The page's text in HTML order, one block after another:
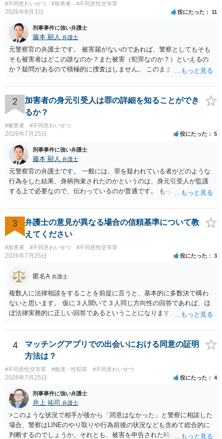
#不同意わいせつ #加害者 #不同意性交等罪
2026年8月3日 役にたった 11
刑事事件に強い弁護士
藤本 顯人 弁護士
元警察官の弁護士です。 被害届がないのであれば、警察としてもそも
そも被害者はどこの誰なのか？また被害（犯罪なのか？）といえるの
か？疑問があるので積極的に捜査はしません。 このまま女性から警察
2
加害者の身元引受人は罪の詳細を知ることができ
るか？
#被害者 #不同意わいせつ
2026年7月25日 役にたった 5
刑事事件に強い弁護士
藤本 顯人 弁護士
元警察官の弁護士です。 一般には、罪を疑われている者がどのような
行為をした結果、身柄拘束されたのかというのは、身元引受人が監護
する上で必要なので、伝わっているのが普通です。 もっとも、事実関
いたり、省略されていることもありうるかなとは思います。
3
弁護士の意見が異なる場合の信頼基準について教
えてください
#加害者 #不同意わいせつ #不同意性交等罪
2026年7月25日 役にたった 3
匿名A 弁護士
複数人に法律相談をすることを前提に言うと、基本的に多数決で構わ
ないと思います。 仮に３人聞いて３人同じ方向性の回答であれば、ほ
ぼ法律実務的に正しい回答であるということになります。 ３人聞いて
２になった場合は、どちらも法律実務的にありえるということであ
り、３人の弁護士の中で、一番相性の良いいざというときに弁護を頼
みたい弁護士を決め、その弁護士の発言を信じるということになりま
す。 その３人の中で「逮捕されない」と断言した弁護士には基本的に
委任しないほうがよいと思われます。 そもそも意見が分かれるような
事案で、断言すること自体が不適切であるからです。 ただ、相談者が
弁護士に断言回答を求める気持ちがあるのは普通なので、その相談者
の気持ちを理解した上で、「逮捕されてもすぐに（自ら）接見して、
身柄解放手続きをします」とまで述べてくれるのであれば、その弁護
士に予め費用の見積もりをしておいても良いかと思われます。
4
マッチングアプリでの出会いにおける同意の証明
方法は？
#不同意性交等罪 #痴漢・性犯罪 #不同意わいせつ
2026年7月25日 役にたった 4
刑事事件に強い弁護士
井上 祐司 弁護士
>このような状況で相手が後から「同意はなかった」と警察に相談した
場合、警察はLINEのやり取りや行為前後の状況なども含めて総合的に
判断するのでしょうか。それとも、被害を申告された時点で私がかな